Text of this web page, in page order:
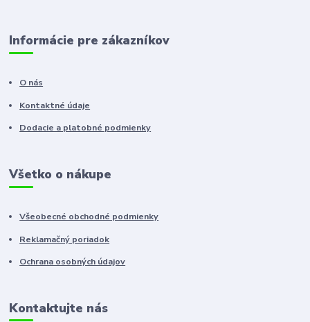
Informácie pre zákazníkov
O nás
Kontaktné údaje
Dodacie a platobné podmienky
Všetko o nákupe
Všeobecné obchodné podmienky
Reklamačný poriadok
Ochrana osobných údajov
Kontaktujte nás